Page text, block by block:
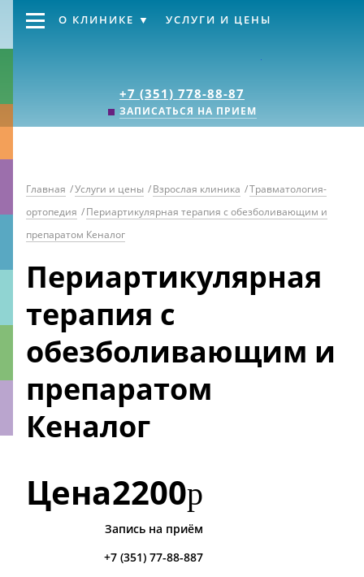
+7 (351) 778-88-87
ЗАПИСАТЬСЯ НА ПРИЕМ
О КЛИНИКЕ УСЛУГИ И ЦЕНЫ
Главная /Услуги и цены /Взрослая клиника /Травматология-
ортопедия /Периартикулярная терапия с обезболивающим и
препаратом Кеналог
Периартикулярная
терапия с
обезболивающим и
препаратом
Кеналог
Цена2200р
Запись на приём
+7 (351) 77-88-887